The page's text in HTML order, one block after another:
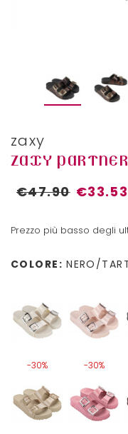
zaxy
ZAXY PARTNER
€47.90 €33.53
Prezzo più basso degli
COLORE: NERO/
-30% -30%